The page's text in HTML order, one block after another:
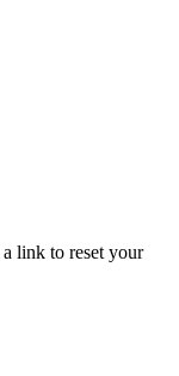
link to reset your